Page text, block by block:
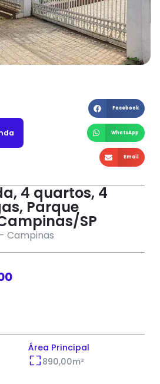
Facebook
WhatsApp
Email
4 quartos, 4
Parque
SP
- Campinas
Área Principal
890,00m²